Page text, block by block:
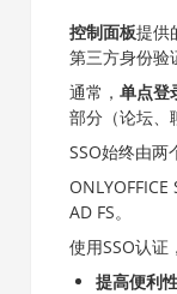
控制面板提供
第三方身份验
通常， 单点登
部分（论坛、
SSO始终由两
AD FS。
使用SSO认证
提高便利